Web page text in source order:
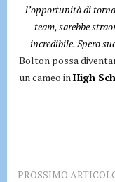
l’opportunità di
team, sarebbe
incredibile. Spero
Bolton possa
un cameo inHigh
PROSSIMO